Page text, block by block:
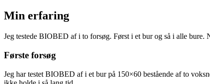
Min erfaring
Jeg testede BIOBED af i to forsøg. Først i et bur og så i alle bure.
Første forsøg
Jeg har testet BIOBED af i et bur på 150×60 bestående af to